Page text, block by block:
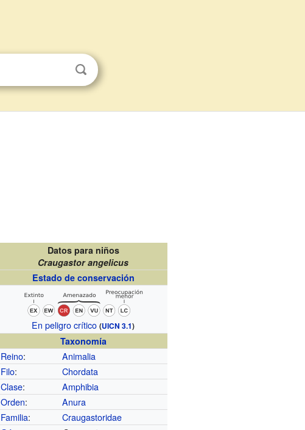
Datos para niños
Craugastor angelicus
Estado de conservación
En peligro crítico (UICN 3.1)
Taxonomía
Reino:
Animalia
Filo:
Chordata
Clase:
Amphibia
Orden:
Anura
Familia:
Craugastoridae